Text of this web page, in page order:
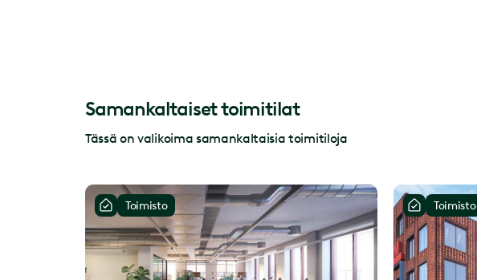
Samankaltaiset toimitilat
Tässä on valikoima samankaltaisia toimitiloja
Toimisto Toimisto